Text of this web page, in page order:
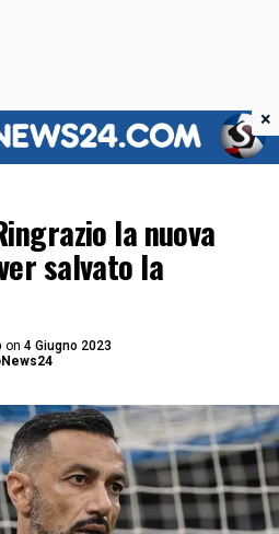
la nuova
salvato la
on 4 Giugno 2023
×